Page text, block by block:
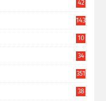
42
143
10
34
351
38